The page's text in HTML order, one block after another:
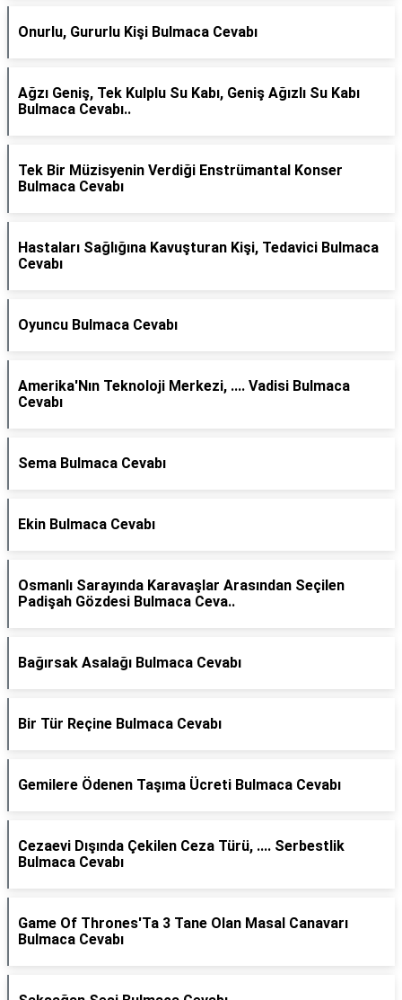
Onurlu, Gururlu Kişi Bulmaca Cevabı
Ağzı Geniş, Tek Kulplu Su Kabı, Geniş Ağızlı Su Kabı
Bulmaca Cevabı..
Tek Bir Müzisyenin Verdiği Enstrümantal Konser
Bulmaca Cevabı
Hastaları Sağlığına Kavuşturan Kişi, Tedavici Bulmaca
Cevabı
Oyuncu Bulmaca Cevabı
Amerika'Nın Teknoloji Merkezi, .... Vadisi Bulmaca
Cevabı
Sema Bulmaca Cevabı
Ekin Bulmaca Cevabı
Osmanlı Sarayında Karavaşlar Arasından Seçilen
Padişah Gözdesi Bulmaca Ceva..
Bağırsak Asalağı Bulmaca Cevabı
Bir Tür Reçine Bulmaca Cevabı
Gemilere Ödenen Taşıma Ücreti Bulmaca Cevabı
Cezaevi Dışında Çekilen Ceza Türü, .... Serbestlik
Bulmaca Cevabı
Game Of Thrones'Ta 3 Tane Olan Masal Canavarı
Bulmaca Cevabı